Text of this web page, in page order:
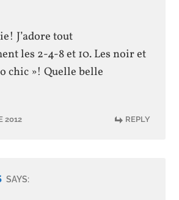
J’adore tout
les 2-4-8 et 10. Les noir et
chic »! Quelle belle
2012 REPLY
SAYS: